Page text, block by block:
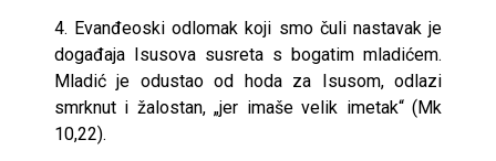
4. Evanđeoski odlomak koji smo čuli nastavak je
događaja Isusova susreta s bogatim mladićem.
Mladić je odustao od hoda za Isusom, odlazi
smrknut i žalostan, „jer imaše velik imetak“ (Mk
10,22).